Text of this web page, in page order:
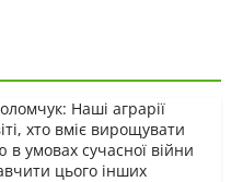
Наші аграрії
хто вміє вирощувати
в умовах сучасної війни
цього інших